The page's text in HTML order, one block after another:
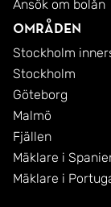
att ta sig in till
utvecklingen i
shopping,
Välkommen
visning redan
Ansök om bolån
Områden
Stockholm
Stockholm
Göteborg
Malmö
Fjällen
Mäklare i
Mäklare i